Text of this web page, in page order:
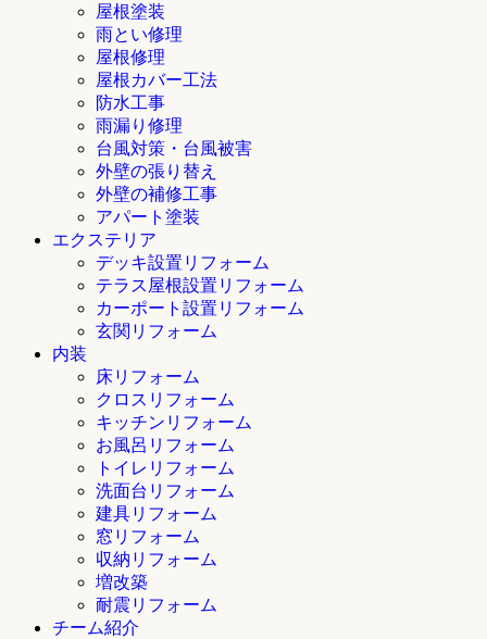
屋根塗装
雨とい修理
屋根修理
屋根カバー工法
防水工事
雨漏り修理
台風対策・台風被害
外壁の張り替え
外壁の補修工事
アパート塗装
エクステリア
デッキ設置リフォーム
テラス屋根設置リフォーム
カーポート設置リフォーム
玄関リフォーム
内装
床リフォーム
クロスリフォーム
キッチンリフォーム
お風呂リフォーム
トイレリフォーム
洗面台リフォーム
建具リフォーム
窓リフォーム
収納リフォーム
増改築
耐震リフォーム
チーム紹介